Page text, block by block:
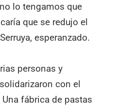
lo tengamos que
que se redujo el
esperanzado.
personas y
con el
fábrica de pastas